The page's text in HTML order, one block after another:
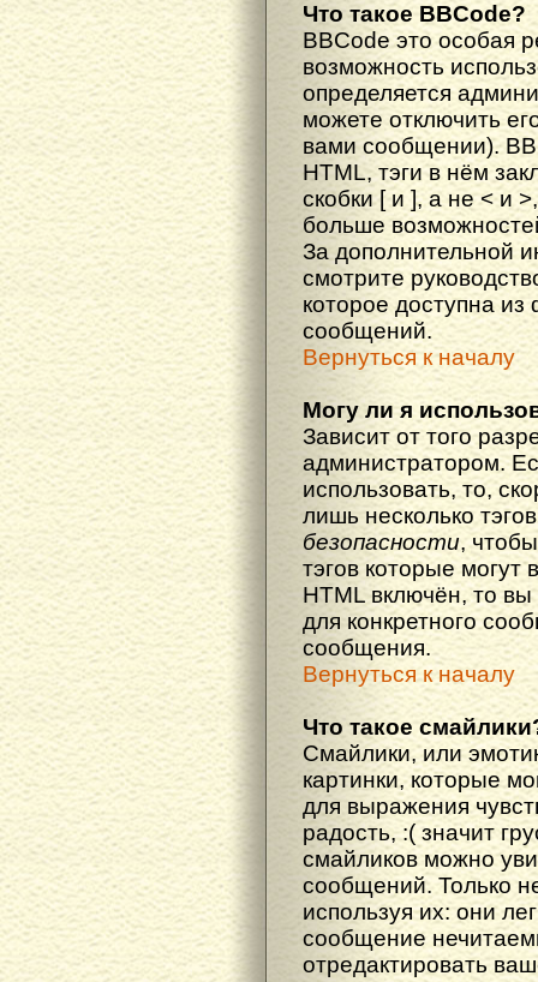
Что такое BBCode?
BBCode это особая
возможность
определяется
можете отключить
вами сообщении).
HTML, тэги в нём
скобки [ и ], а не < и
больше
За дополнительной
смотрите
которое доступна
сообщений.
Вернуться к началу
Могу ли я
Зависит от того
администратором.
использовать, то,
лишь несколько
безопасности,
тэгов которые
HTML включён, то
для конкретного
сообщения.
Вернуться к началу
Что такое
Смайлики, или
картинки, которые
для выражения
радость, :( значит
смайликов можно
сообщений. Только
используя их: они
сообщение
отредактировать